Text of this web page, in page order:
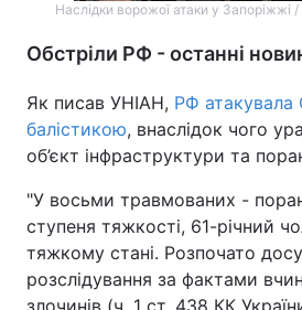
Наслідки ворожої атаки у Запоріжжі
Обстріли РФ - останні
Як писав УНІАН, РФ
балістикою, внаслідок чого
об’єкт інфраструктури та
"У восьми травмованих -
ступеня тяжкості, 61-річний
тяжкому стані. Розпочато
розслідування за фактами
злочинів (ч. 1 ст. 438 КК